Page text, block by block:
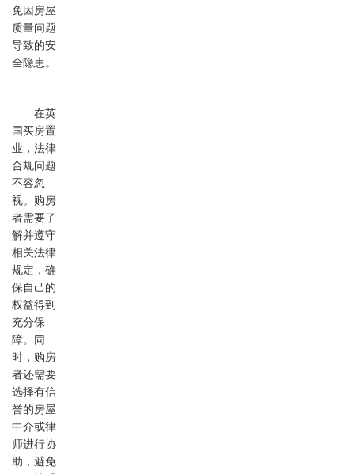
免因房屋
质量问题
导致的安
全隐患。
在英
国买房置
业，法律
合规问题
不容忽
视。购房
者需要了
解并遵守
相关法律
规定，确
保自己的
权益得到
充分保
障。同
时，购房
者还需要
选择有信
誉的房屋
中介或律
师进行协
助，避免